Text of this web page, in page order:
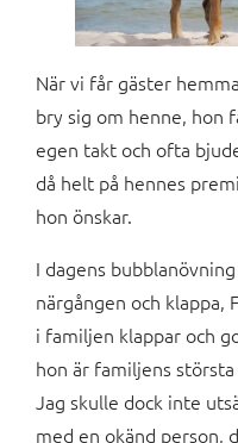
När vi får gäster
bry sig om henne, hon
egen takt och ofta
då helt på hennes
hon önskar.
I dagens
närgången och klappa,
i familjen klappar och
hon är familjens
Jag skulle dock inte
med en okänd person,